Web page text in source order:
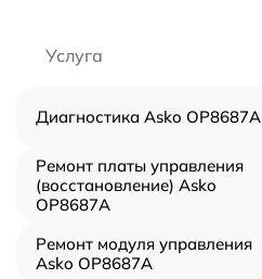
Услуга
Диагностика Asko OP8687A
Ремонт платы управления
(восстановление) Asko
OP8687A
Ремонт модуля управления
Asko OP8687A